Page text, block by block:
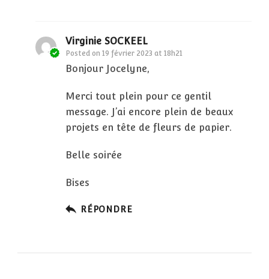
Virginie SOCKEEL
Posted on 19 février 2023 at 18h21
Bonjour Jocelyne,
Merci tout plein pour ce gentil
message. J’ai encore plein de beaux
projets en tête de fleurs de papier.
Belle soirée
Bises
RÉPONDRE